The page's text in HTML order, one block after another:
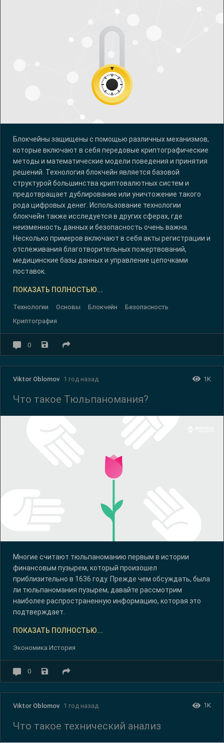
Блокчейны защищены с помощью различных механизмов,
которые включают в себя передовые криптографические
методы и математические модели поведения и принятия
решений. Технология блокчейн является базовой
структурой большинства криптовалютных систем и
предотвращает дублирование или уничтожение такого
рода цифровых денег. Использование технологии
блокчейн также исследуется в других сферах, где
неизменность данных и безопасность очень важна.
Несколько примеров включают в себя акты регистрации и
отслеживания благотворительных пожертвований,
медицинские базы данных и управление цепочками
поставок.
ПОКАЗАТЬ ПОЛНОСТЬЮ...
Технологии Основы Блокчейн
Безопасность
Криптография
0
Viktor Oblomov 1 год назад 1K
Что такое Тюльпаномания?
Многие считают тюльпаноманию первым в истории
финансовым пузырем, который произошел
приблизительно в 1636 году. Прежде чем обсуждать, была
ли тюльпаномания пузырем, давайте рассмотрим
наиболее распространенную информацию, которая это
подтверждает.
ПОКАЗАТЬ ПОЛНОСТЬЮ...
Экономика История
0
Viktor Oblomov 1 год назад 1K
Что такое технический анализ